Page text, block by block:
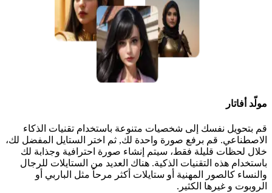
مولّد أفاتار
قم بتحويل نفسك إلى شخصيات متنوعة باستخدام تقنيات الذكاء
الاصطناعي. قم برفع صورة واحدة لك, ثم اختر الستايل المفضل لك،
خلال لحظات قليلة فقط، سيتم إنشاء صورة احترافية وجذابة لك
باستخدام هذه التقنيات الذكية. هناك العديد من الستايلات للرجال
والنساء كالصور المهنية أو ستايلات أكثر مرحاً مثل الباربي أو
الروبوت و غيرها الكثير.